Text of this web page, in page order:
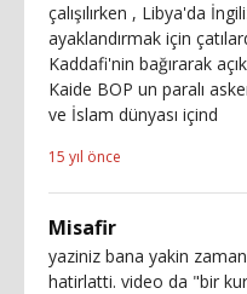
çalışılırken , Libya'da
ayaklandırmak için
Kaddafi'nin bağırarak
Kaide BOP un paralı
ve İslam dünyası içind
15 yıl önce
Misafir
yaziniz bana yakin
hatirlatti. video da "bir